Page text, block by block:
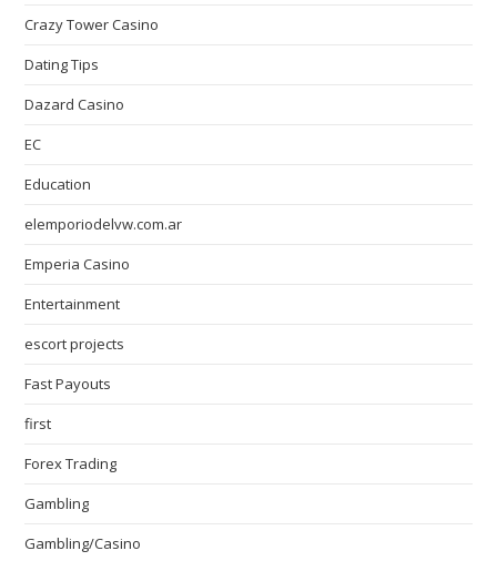
Crazy Tower Сasino
Dating Tips
Dazard Casino
EC
Education
elemporiodelvw.com.ar
Emperia Casino
Entertainment
escort projects
Fast Payouts
first
Forex Trading
Gambling
Gambling/Casino